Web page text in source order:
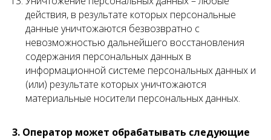
действия, в результате которых персональные
данные уничтожаются безвозвратно с
невозможностью дальнейшего восстановления
содержания персональных данных в
информационной системе персональных данных и
(или) результате которых уничтожаются
материальные носители персональных данных.
3. Оператор может обрабатывать следующие